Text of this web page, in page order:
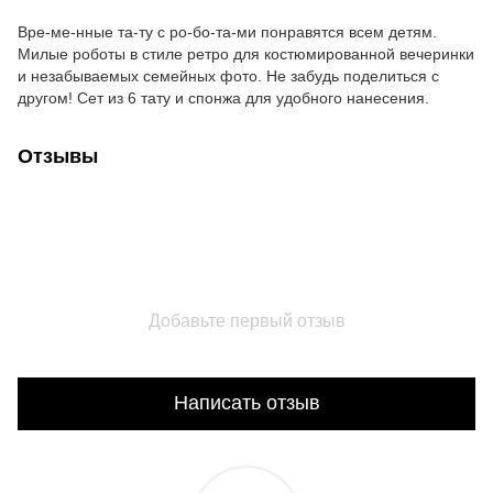
Вре-ме-нные та-ту с ро-бо-та-ми понравятся всем детям.
Милые роботы в стиле ретро для костюмированной вечеринки
и незабываемых семейных фото. Не забудь поделиться с
другом! Сет из 6 тату и спонжа для удобного нанесения.
Отзывы
Добавьте первый отзыв
Написать отзыв